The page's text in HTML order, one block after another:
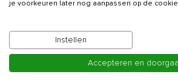
Luxe vakantiehuis met sauna en
Overijssel, omgeving Ootmarsum
2 Nee
je voorkeuren later nog aanpassen op de
Instellen
Accepteren en